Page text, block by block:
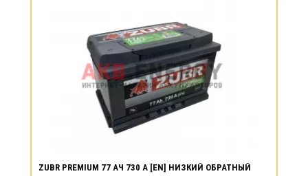
ZUBR PREMIUM 77 АЧ 730 А [EN] НИЗКИЙ ОБРАТНЫЙ